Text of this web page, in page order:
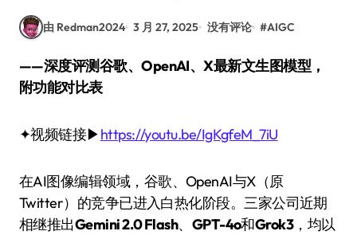
由 Redman2024 3 月 27, 2025 没有评论 #AIGC
——深度评测谷歌、OpenAI、X最新文生图模型，
附功能对比表
✦视频链接▶https://youtu.be/IgKgfeM_7iU
在AI图像编辑领域，谷歌、OpenAI与X（原
Twitter）的竞争已进入白热化阶段。三家公司近期
相继推出Gemini 2.0 Flash、 GPT-4o和Grok3，均以